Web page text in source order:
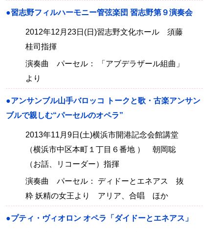
●習志野フィルハーモニー管弦楽団 習志野第９演奏会
2012年12月23日(日)習志野文化ホール 須藤
桂司指揮
演奏曲 パーセル： 「アブデラザール組曲」
より
●アンサンブル山手バロッコ トークと歌・古楽アンサン
ブルで親しむ“パーセルのオペラ”
2013年11月9日(土)横浜市開港記念会館講堂
（横浜市中区本町１丁目６番地 ） 朝岡聡
（お話、リコーダー）指揮
演奏曲 パーセル： ディドーとエネアス 抜
粋 妖精の女王より アリア、合唱 ほか
●プティ・ヴィオロン オペラ「ダイドーとエネアス」